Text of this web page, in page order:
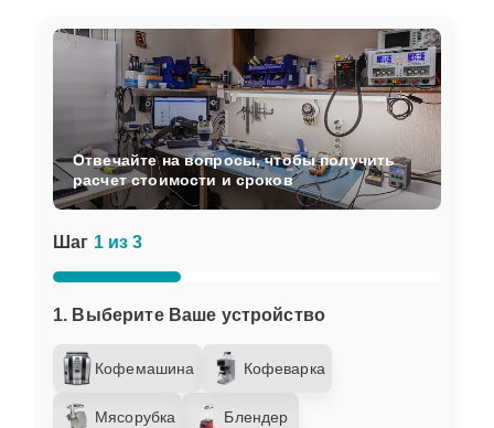
Шаг 1 из 3
1. Выберите Ваше устройство
Кофемашина Кофеварка
Мясорубка Блендер
Отвечайте на вопросы, чтобы получить
расчет стоимости и сроков